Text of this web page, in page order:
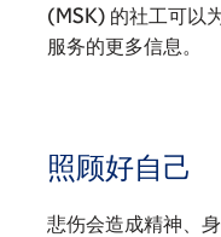
(MSK) 的社工可以
服务的更多信息。
照顾好自己
悲伤会造成精神、